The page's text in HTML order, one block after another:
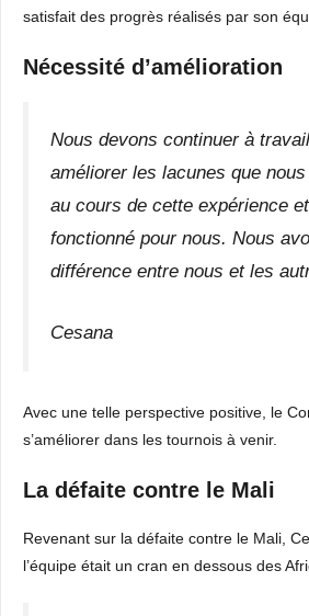
satisfait des progrès réalisés par son
Nécessité d’amélioration
Nous devons continuer à
améliorer les lacunes que
au cours de cette expérience
fonctionné pour nous. Nous
différence entre nous et les
Cesana
Avec une telle perspective positive, le
s’améliorer dans les tournois à venir.
La défaite contre le Mali
Revenant sur la défaite contre le Mali,
l’équipe était un cran en dessous des